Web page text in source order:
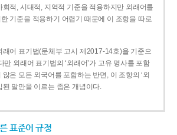
회적, 시대적, 지역적 기준을 적용하지만 외래어를
기준을 적용하기 어렵기 때문에 이 조항을 따로
래어 표기법(문체부 고시 제2017-14호)을 기준으
만 외래어 표기법의 ‘외래어’가 고유 명사를 포함
은 모든 외국어를 포함하는 반면, 이 조항의 ‘외
된 말만을 이르는 좁은 개념이다.
표준어 규정